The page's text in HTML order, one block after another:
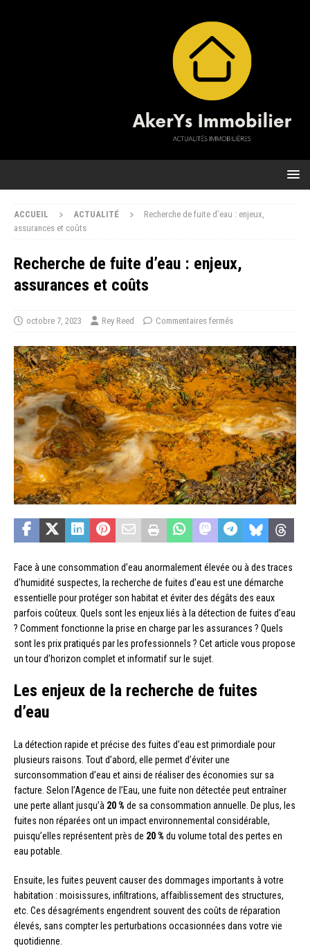
ACCUEIL ACTUALITÉ
Recherche de fuite d’eau : enjeux,
assurances et coûts
Recherche de fuite d’eau : enjeux,
assurances et coûts
octobre 7, 2023 Rey Reed Commentaires fermés
Face à une consommation d’eau anormalement élevée ou à des traces
d’humidité suspectes, la recherche de fuites d’eau est une démarche
essentielle pour protéger son habitat et éviter des dégâts des eaux
parfois coûteux. Quels sont les enjeux liés à la détection de fuites d’eau
? Comment fonctionne la prise en charge par les assurances ? Quels
sont les prix pratiqués par les professionnels ? Cet article vous propose
un tour d’horizon complet et informatif sur le sujet.
Les enjeux de la recherche de fuites
d’eau
La détection rapide et précise des fuites d’eau est primordiale pour
plusieurs raisons. Tout d’abord, elle permet d’éviter une
surconsommation d’eau et ainsi de réaliser des économies sur sa
facture. Selon l’Agence de l’Eau, une fuite non détectée peut entraîner
une perte allant jusqu’à 20 % de sa consommation annuelle. De plus, les
fuites non réparées ont un impact environnemental considérable,
puisqu’elles représentent près de 20 % du volume total des pertes en
eau potable.
Ensuite, les fuites peuvent causer des dommages importants à votre
habitation : moisissures, infiltrations, affaiblissement des structures,
etc. Ces désagréments engendrent souvent des coûts de réparation
élevés, sans compter les perturbations occasionnées dans votre vie
quotidienne.